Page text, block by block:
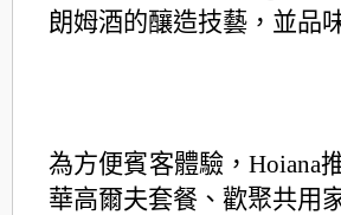
朗姆酒的釀造技藝， 並品
為方便賓客體驗，Hoiana
華高爾夫套餐、歡聚共用